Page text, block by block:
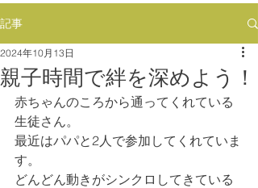
記事
親子時間で絆を深めよう！
2024年10月13日
赤ちゃんのころから通ってくれている
生徒さん。
最近はパパと2人で参加してくれていま
す。
どんどん動きがシンクロしてきている